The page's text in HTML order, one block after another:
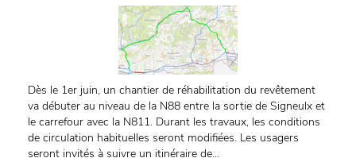
Dès le 1er juin, un chantier de réhabilitation du revêtement
va débuter au niveau de la N88 entre la sortie de Signeulx et
le carrefour avec la N811. Durant les travaux, les conditions
de circulation habituelles seront modifiées. Les usagers
seront invités à suivre un itinéraire de...